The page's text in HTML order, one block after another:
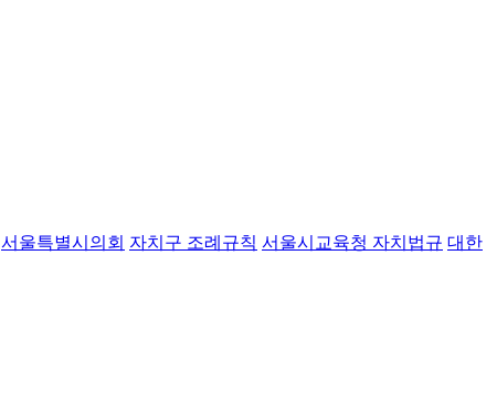
서울특별시의회 자치구 조례규칙 서울시교육청 자치법규 대한